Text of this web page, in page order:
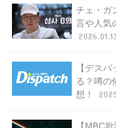
チェ・ガ
言や人気
【デス
る？噂の
想！